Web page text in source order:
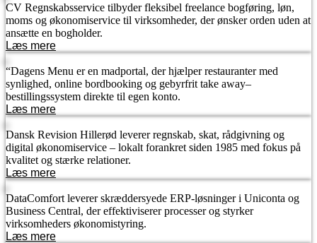
CV Regnskabsservice tilbyder fleksibel freelance bogføring, løn,
moms og økonomiservice til virksomheder, der ønsker orden uden at
ansætte en bogholder.
Læs mere
“Dagens Menu er en madportal, der hjælper restauranter med
synlighed, online bordbooking og gebyrfrit take away–
bestillingssystem direkte til egen konto.
Læs mere
Dansk Revision Hillerød leverer regnskab, skat, rådgivning og
digital økonomiservice – lokalt forankret siden 1985 med fokus på
kvalitet og stærke relationer.
Læs mere
DataComfort leverer skræddersyede ERP-løsninger i Uniconta og
Business Central, der effektiviserer processer og styrker
virksomheders økonomistyring.
Læs mere